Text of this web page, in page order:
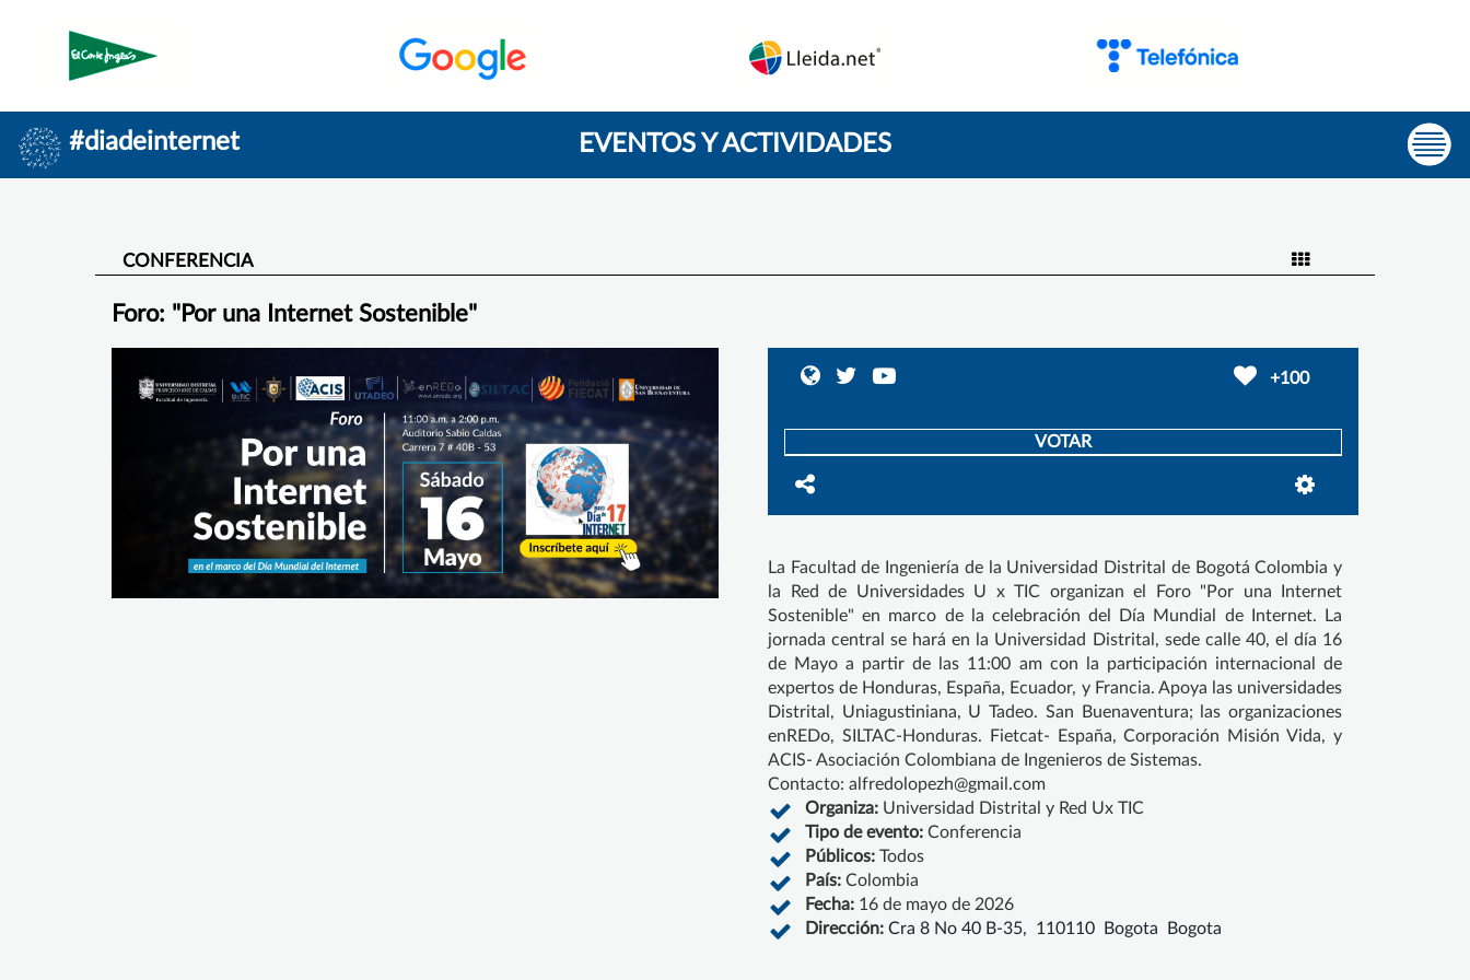
#diadeinternet EVENTOS Y ACTIVIDADES
CONFERENCIA
Foro: "Por una Internet Sostenible"
+100
VOTAR
La Facultad de Ingeniería de la Universidad Distrital de Bogotá Colombia y
la Red de Universidades U x TIC organizan el Foro "Por una Internet
Sostenible" en marco de la celebración del Día Mundial de Internet. La
jornada central se hará en la Universidad Distrital, sede calle 40, el día 16
de Mayo a partir de las 11:00 am con la participación internacional de
expertos de Honduras, España, Ecuador, y Francia. Apoya las universidades
Distrital, Uniagustiniana, U Tadeo. San Buenaventura; las organizaciones
enREDo, SILTAC-Honduras. Fietcat- España, Corporación Misión Vida, y
ACIS- Asociación Colombiana de Ingenieros de Sistemas.
Contacto: alfredolopezh@gmail.com
Organiza: Universidad Distrital y Red Ux TIC
Tipo de evento: Conferencia
Públicos: Todos
País: Colombia
Fecha: 16 de mayo de 2026
Dirección: Cra 8 No 40 B-35, 110110 Bogota Bogota